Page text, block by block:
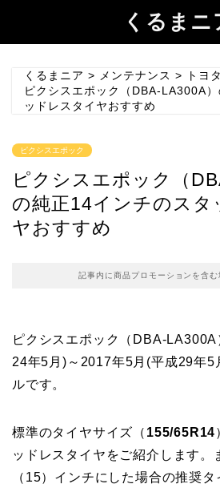
くるまニ
くるまニア > メンテナンス > トヨタ
ピクシスエポック（DBA-LA300A
ッドレスタイヤおすすめ
ピクシスエポック
ピクシスエポック（
の純正14インチのスタ
ヤおすすめ
記事内に商品プロモーションを含
ピクシスエポック（DBA-
24年5月)～2017年5月(平成29年5
ルです。
標準のタイヤサイズ（ 155/65R14
ッドレスタイヤをご紹介します。
（15）インチにした場合の推奨